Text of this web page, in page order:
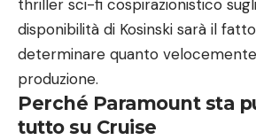
thriller sci-fi cospirazionistico sugli
disponibilità di Kosinski sarà il
determinare quanto
produzione.
Perché Paramount sta
tutto su Cruise